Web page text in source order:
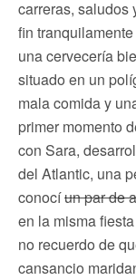
carreras, saludos
fin
una cervecería
situado en un
mala comida y
primer momento
con Sara,
del Atlantic, una
conocíun par de
en la misma
no recuerdo de
cansancio